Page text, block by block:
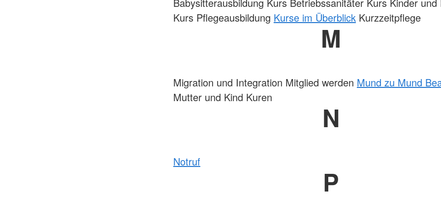
Kurs Pflegeausbildung Kurse im Überblick Kurzzeitpflege
M
Migration und Integration Mitglied werden Mund zu Mund
Mutter und Kind Kuren
N
Notruf
P